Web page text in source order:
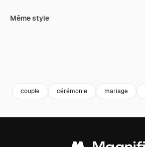
Même style
couple cérémonie mariage